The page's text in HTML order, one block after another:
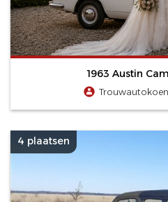
1963 Austin
4 plaatsen